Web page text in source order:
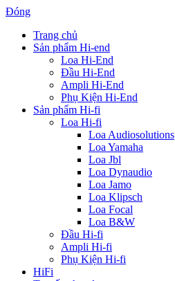
Đóng
Trang chủ
Sản phẩm Hi-end
Loa Hi-End
Đầu Hi-End
Ampli Hi-End
Phụ Kiện Hi-End
Sản phẩm Hi-fi
Loa Hi-fi
Loa Audiosolutions
Loa Yamaha
Loa Jbl
Loa Dynaudio
Loa Jamo
Loa Klipsch
Loa Focal
Loa B&W
Đầu Hi-fi
Ampli Hi-fi
Phụ Kiện Hi-fi
HiFi